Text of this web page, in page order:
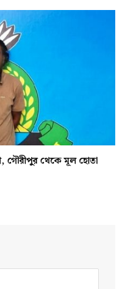
গৌরীপুর থেকে মূল হোতা